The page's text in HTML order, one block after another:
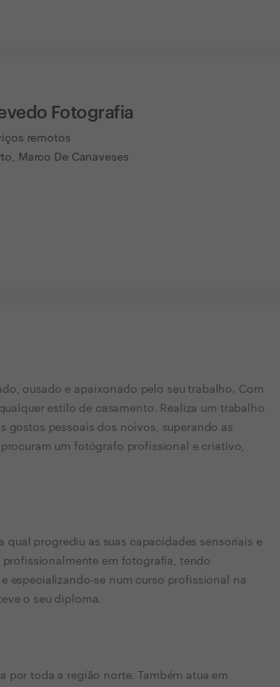
Fotografia
remotos
Marco De Canaveses
ousado e apaixonado pelo seu trabalho. Com
estilo de casamento. Realiza um trabalho
gostos pessoais dos noivos, superando as
um fotógrafo profissional e criativo,
qual progrediu as suas capacidades sensoriais e
profissionalmente em fotografia, tendo
especializando-se num curso profissional na
o seu diploma.
por toda a região norte. Também atua em